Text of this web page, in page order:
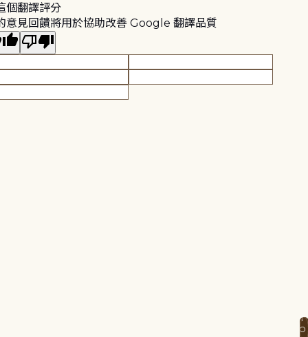
個翻譯評分
意見回饋將用於協助改善 Google 翻譯品質